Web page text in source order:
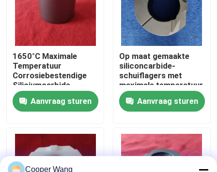
Fabrieksreis
Kwaliteitscontrole
Neem contact met ons op
Verzoek om een Citaat
Ceramische Kogellagers
608 Ceramische Lagers
1650°C Maximale
Temperatuur
Corrosiebestendige
Siliciumcarbide
Keramische
Glijlagerbus Met
Aangepaste
Aanvraag sturen
Op maat gemaakte
siliconcarbide-
schuiflagers met
maximale temperatuur
van 1650 °C en
corrosiebestendigheid
voor ruwe omgevingen
Aanvraag sturen
Cooper Wang